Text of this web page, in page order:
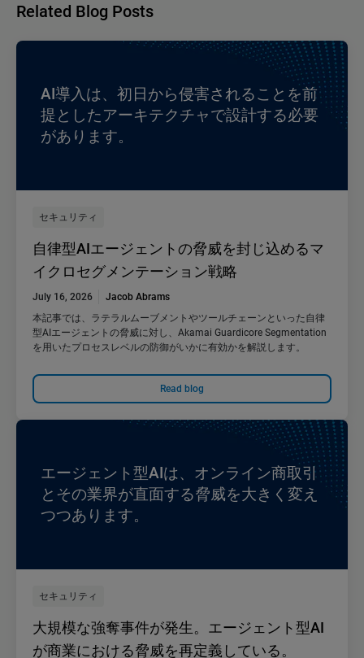
Related Blog Posts
AI導入は、初日から侵害されることを前
提としたアーキテクチャで設計する必要
があります。
セキュリティ
自律型AIエージェントの脅威を封じ込めるマ
イクロセグメンテーション戦略
July 16, 2026
Jacob Abrams
本記事では、ラテラルムーブメントやツールチェーンといった自律
型AIエージェントの脅威に対し、Akamai Guardicore Segmentation
を用いたプロセスレベルの防御がいかに有効かを解説します。
Read blog
エージェント型AIは、オンライン商取引
とその業界が直面する脅威を大きく変え
つつあります。
セキュリティ
大規模な強奪事件が発生。エージェント型AI
が商業における脅威を再定義している。